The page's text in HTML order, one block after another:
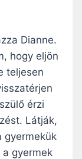
Dianne.
hogy eljön
teljesen
érzi
Látják,
gyermekük
gyermek